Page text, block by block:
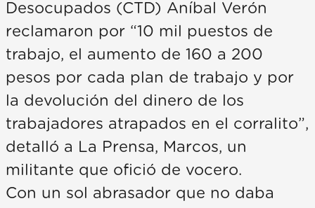
Desocupados (CTD) Aníbal Verón
reclamaron por “10 mil puestos de
trabajo, el aumento de 160 a 200
pesos por cada plan de trabajo y por
la devolución del dinero de los
trabajadores atrapados en el corralito”,
detalló a La Prensa, Marcos, un
militante que ofició de vocero.
Con un sol abrasador que no daba